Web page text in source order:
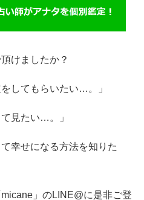
けましたか？
してもらいたい…。」
見たい…。」
幸せになる方法を知りた
」のLINE@に是非ご登